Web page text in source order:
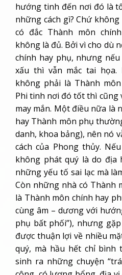
hướng tinh đến nơi đó là
những cách gì? Chứ
có đắc Thành môn
không là đủ. Bởi vì cho dù
chính hay phụ, nhưng
xấu thì vẫn mắc tai
không phải là Thành
Phi tinh nơi đó tốt thì cũng
may mắn. Một điều nữa là
hay Thành môn phụ
danh, khoa bảng), nên nó
cách của Phong thủy.
không phát quý là do địa
những yếu tố sai lạc mà
Còn những nhà có Thành
là Thành môn chính hay
cùng âm – dương với
phụ bất phối”), nhưng
được thuận lợi về nhiều
quý, mà hầu hết chỉ bình
sinh ra những chuyện